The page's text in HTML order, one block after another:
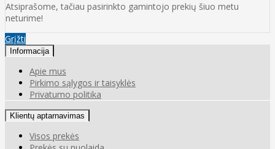
Atsiprašome, tačiau pasirinkto gamintojo prekių šiuo metu
neturime!
Grįžti
Informacija
Apie mus
Pirkimo sąlygos ir taisyklės
Privatumo politika
Klientų aptarnavimas
Visos prekės